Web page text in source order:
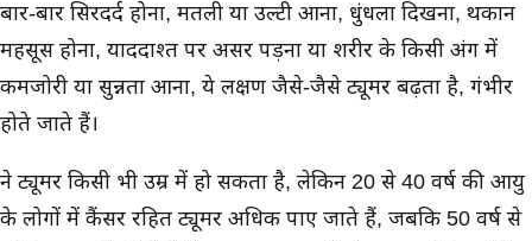
बार-बार सिरदर्द होना, मतली या उल्टी आना, धुंधला दिखना, थकान
महसूस होना, याददाश्त पर असर पड़ना या शरीर के किसी अंग में
कमजोरी या सुन्नता आना, ये लक्षण जैसे-जैसे ट्यूमर बढ़ता है, गंभीर
होते जाते हैं।
ब्रेन ट्यूमर किसी भी उम्र में हो सकता है, लेकिन 20 से 40 वर्ष की आयु
के लोगों में कैंसर रहित ट्यूमर अधिक पाए जाते हैं, जबकि 50 वर्ष से